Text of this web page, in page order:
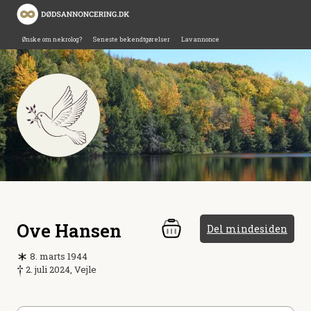
Ønske om nekrolog? Seneste bekendtgørelser Lav annonce
Ove Hansen Del mindesiden
8. marts 1944
2. juli 2024, Vejle